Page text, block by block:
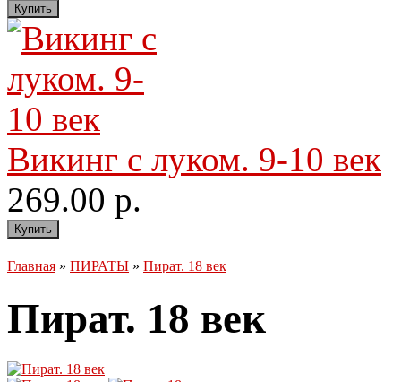
Викинг с луком. 9-10 век
269.00 р.
Главная » ПИРАТЫ » Пират. 18 век
Пират. 18 век